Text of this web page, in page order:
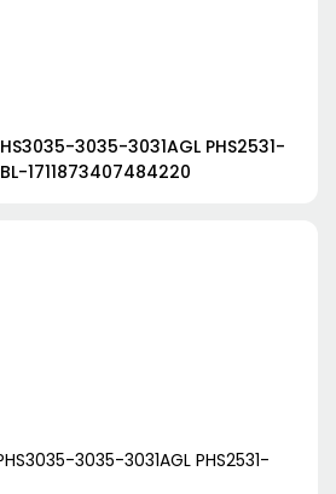
3035-3031AGL PHS2531-
1711873407484220